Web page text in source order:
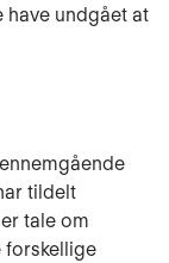
have undgået at
tildelt
tale om
forskellige